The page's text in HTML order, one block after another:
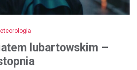
lubartowskim –